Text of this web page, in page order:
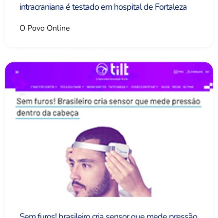
intracraniana é testado em hospital de Fortaleza
O Povo Online